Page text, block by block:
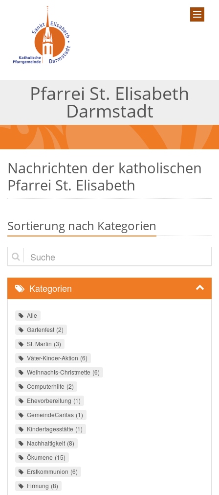
Pfarrei St. Elisabeth
Darmstadt
Nachrichten der katholischen
Pfarrei St. Elisabeth
Sortierung nach Kategorien
Suche
Kategorien
Alle
Gartenfest 2
St. Martin 3
Väter-Kinder-Aktion 6
Weihnachts-Christmette 6
Computerhilfe 2
Ehevorbereitung 1
GemeindeCaritas 1
Kindertagesstätte 1
Nachhaltigkeit 8
Ökumene 15
Erstkommunion 6
Firmung 8